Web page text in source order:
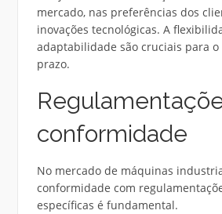
mercado, nas preferências dos
inovações tecnológicas. A
adaptabilidade são cruciais para o
prazo.
conformidade
No mercado de máquinas
conformidade com
específicas é fundamental.